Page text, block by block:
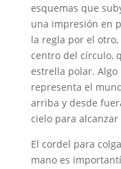
esquemas que
una impresión en
la regla por el
centro del círculo,
estrella polar.
representa el
arriba y desde
cielo para
El cordel para
mano es